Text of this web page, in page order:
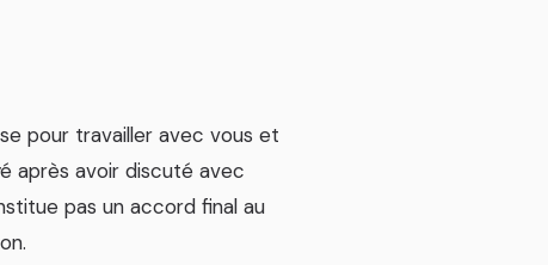
pour travailler avec vous et
après avoir discuté avec
pas un accord final au